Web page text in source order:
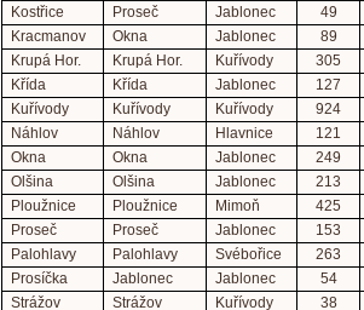
Kostřice
Proseč Jablonec 49
Kracmanov
Okna Jablonec 89
Krupá Hor.
Krupá Hor. Kuřívody 305
Křída
Křída Jablonec 127
Kuřívody
Kuřívody Kuřívody 924
Náhlov
Náhlov Hlavnice 121
Okna
Okna Jablonec 249
Olšina
Olšina Jablonec 213
Ploužnice
Ploužnice Mimoň 425
Proseč
Proseč Jablonec 153
Palohlavy
Palohlavy Svébořice 263
Prosíčka
Jablonec Jablonec 54
Strážov
Strážov Kuřívody 38